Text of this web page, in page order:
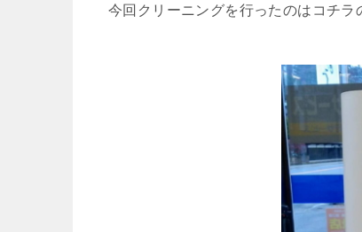
今回クリーニングを行ったのはコチラ